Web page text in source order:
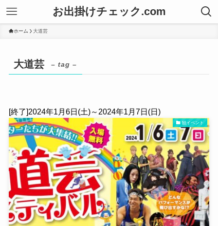
お出掛けチェック.com
ホーム 大道芸
大道芸 – tag –
[終了]2024年1月6日(土)～2024年1月7日(日)
観イベント